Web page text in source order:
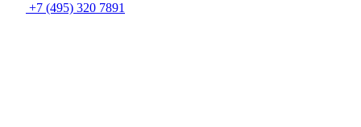
+7 (495) 320 7891